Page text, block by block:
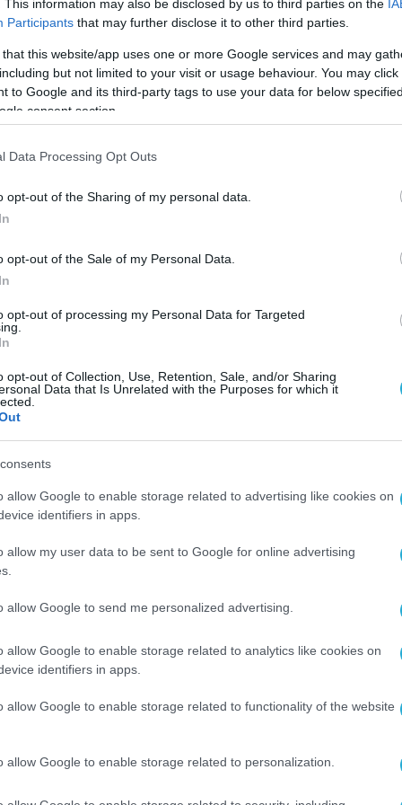
This information may also be disclosed by us to third parties on the
Participants that may further disclose it to other third parties.
that this website/app uses one or more Google services and may
but not limited to your visit or usage behaviour. You may
to Google and its third-party tags to use your data for below
consent section.
Data Processing Opt Outs
opt-out of the Sharing of my personal data.
opt-out of the Sale of my Personal Data.
opt-out of processing my Personal Data for Targeted
opt-out of Collection, Use, Retention, Sale, and/or Sharing
Data that Is Unrelated with the Purposes for which it
allow Google to enable storage related to advertising like cookies on
identifiers in apps.
allow my user data to be sent to Google for online advertising
allow Google to send me personalized advertising.
allow Google to enable storage related to analytics like cookies on
identifiers in apps.
allow Google to enable storage related to functionality of the website
allow Google to enable storage related to personalization.
ΧΡΗΜΑΤΟΔΟΤΗΣΕΙΣ
Η Avrio προσελκύει επένδυση
ύψους 700 χιλιάδων ευρώ για να
συνεργάζονται
Η Επιτροπή εκταμιεύει 14,1 δισ.
του SURE